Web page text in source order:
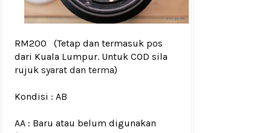
RM200
(Tetap dan termasuk pos
dari Kuala Lumpur. Untuk COD sila
rujuk syarat dan terma)
Kondisi : AB
AA : Baru atau belum digunakan